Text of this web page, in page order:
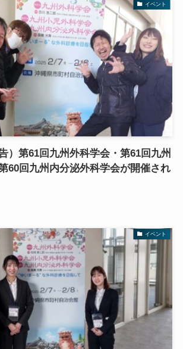
イベント
）第61回九州外科学会・第61回九州
60回九州内分泌外科学会が開催され
イベント